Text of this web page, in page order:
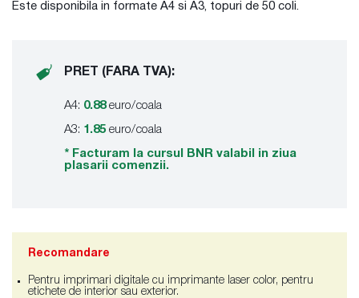
Este disponibila in formate A4 si A3, topuri de 50 coli.
PRET (FARA TVA):
A4: 0.88euro/coala
A3: 1.85 euro/coala
* Facturam la cursul BNR valabil in ziua
plasarii comenzii.
Recomandare
Pentru imprimari digitale cu imprimante laser color, pentru
etichete de interior sau exterior.